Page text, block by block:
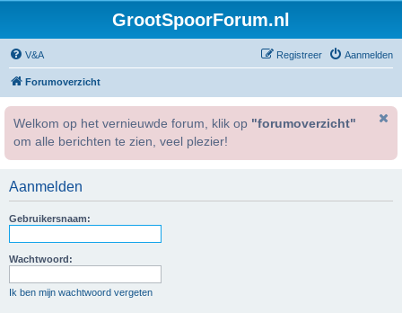
GrootSpoorForum.nl
V&A Aanmelden
Registreer
Forumoverzicht
Welkom op het vernieuwde forum, klik op "forumoverzicht"
om alle berichten te zien, veel plezier!
Aanmelden
Gebruikersnaam:
Wachtwoord:
Ik ben mijn wachtwoord vergeten